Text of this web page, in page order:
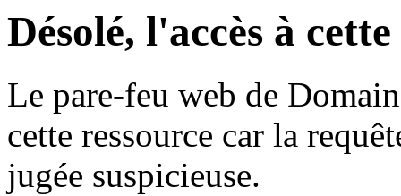
Désolé, l'accès à
Le pare-feu web de
cette ressource car la
jugée suspicieuse.